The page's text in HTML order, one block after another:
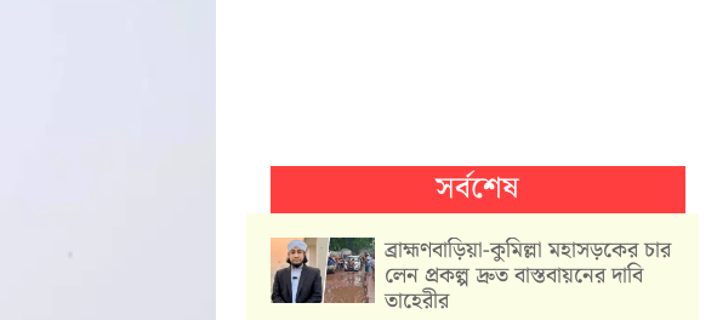
সর্বশেষ
ব্রাহ্মণবাড়িয়া-কুমিল্লা মহাসড়কের চার
লেন প্রকল্প দ্রুত বাস্তবায়নের দাবি
তাহেরীর